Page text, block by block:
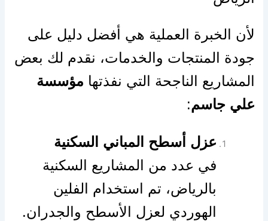
لأن الخبرة العملية هي أفضل دليل على
جودة المنتجات والخدمات، نقدم لك بعض
المشاريع الناجحة التي نفذتها مؤسسة
علي جاسم:
عزل أسطح المباني السكنية
في عدد من المشاريع السكنية
بالرياض، تم استخدام الفلين
الهوردي لعزل الأسطح والجدران.